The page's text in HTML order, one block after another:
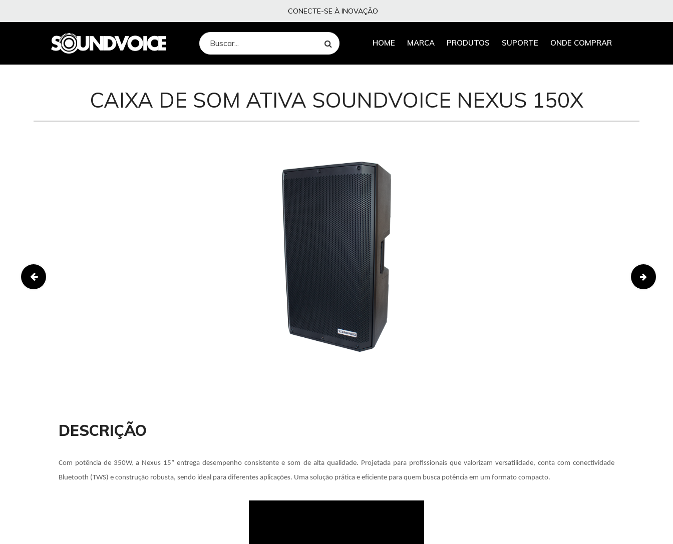
CONECTE-SE À INOVAÇÃO
HOME MARCA PRODUTOS SUPORTE ONDE COMPRAR
CAIXA DE SOM ATIVA SOUNDVOICE NEXUS 150X
DESCRIÇÃO
Com potência de 350W, a Nexus 15” entrega desempenho consistente e som de alta qualidade. Projetada para profissionais que valorizam versatilidade, conta com conectividade
Bluetooth (TWS) e construção robusta, sendo ideal para diferentes aplicações. Uma solução prática e eficiente para quem busca potência em um formato compacto.